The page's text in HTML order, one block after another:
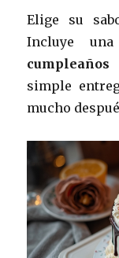
Elige su
Incluye
simple
mucho